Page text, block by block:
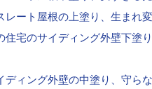
ート屋根の上塗り、生まれ
宅のサイディング外壁下塗
ィング外壁の中塗り、守ら